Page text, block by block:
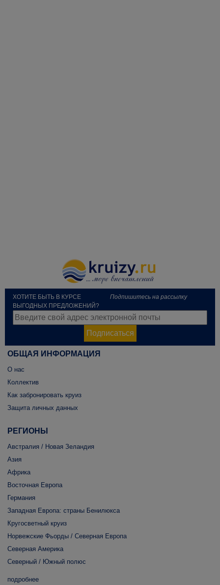
ХОТИТЕ БЫТЬ В КУРСЕ
ВЫГОДНЫХ ПРЕДЛОЖЕНИЙ?
Подпишитесь на рассылку
Подписаться
ОБЩАЯ ИНФОРМАЦИЯ
О нас
Коллектив
Как забронировать круиз
Защита личных данных
РЕГИОНЫ
Австралия / Новая Зеландия
Азия
Африка
Восточная Европа
Германия
Западная Европа: страны Бенилюкса
Кругосветный круиз
Норвежские Фьорды / Северная Европа
Северная Америка
Северный / Южный полюс
подробнее